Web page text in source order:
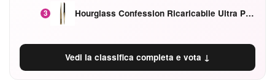
3 Hourglass Confession Ricaricabile Ultra Preciso Ad Alta Intensità Secretly Classic Red
Vedi la classifica completa e vota ↓